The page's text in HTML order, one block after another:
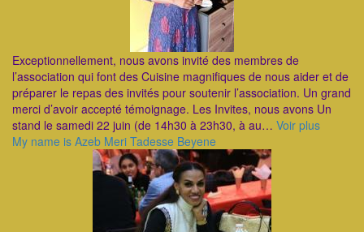
Exceptionnellement, nous avons invité des membres de
l’association qui font des Cuisine magnifiques de nous aider et de
préparer le repas des invités pour soutenir l’association. Un grand
merci d’avoir accepté témoignage. Les Invites, nous avons Un
stand le samedi 22 juin (de 14h30 à 23h30, à au… Voir plus
My name is Azeb Meri Tadesse Beyene